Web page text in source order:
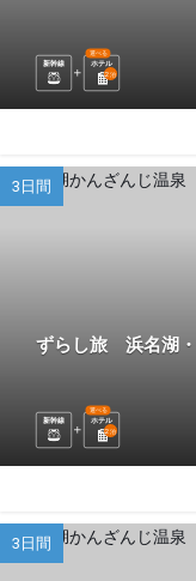
新幹線 ホテル
選べる
2泊
3日間
ずらし旅 浜名湖
新幹線 ホテル
選べる
2泊
3日間